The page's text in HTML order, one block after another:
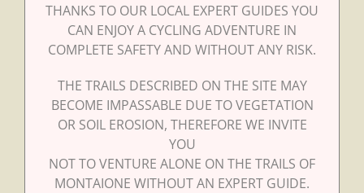
THANKS TO OUR LOCAL EXPERT GUIDES YOU
CAN ENJOY A CYCLING ADVENTURE IN
COMPLETE SAFETY AND WITHOUT ANY RISK.
THE TRAILS DESCRIBED ON THE SITE MAY
BECOME IMPASSABLE DUE TO VEGETATION
OR SOIL EROSION, THEREFORE WE INVITE
YOU
NOT TO VENTURE ALONE ON THE TRAILS OF
MONTAIONE WITHOUT AN EXPERT GUIDE.